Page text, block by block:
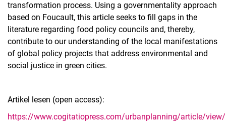
transformation process. Using a governmentality approach
based on Foucault, this article seeks to fill gaps in the
literature regarding food policy councils and, thereby,
contribute to our understanding of the local manifestations
of global policy projects that address environmental and
social justice in green cities.
Artikel lesen (open access):
https://www.cogitatiopress.com/urbanplanning/article/